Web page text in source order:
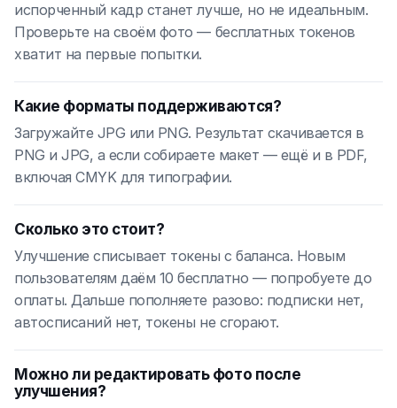
испорченный кадр станет лучше, но не идеальным.
Проверьте на своём фото — бесплатных токенов
хватит на первые попытки.
Какие форматы поддерживаются?
Загружайте JPG или PNG. Результат скачивается в
PNG и JPG, а если собираете макет — ещё и в PDF,
включая CMYK для типографии.
Сколько это стоит?
Улучшение списывает токены с баланса. Новым
пользователям даём 10 бесплатно — попробуете до
оплаты. Дальше пополняете разово: подписки нет,
автосписаний нет, токены не сгорают.
Можно ли редактировать фото после
улучшения?